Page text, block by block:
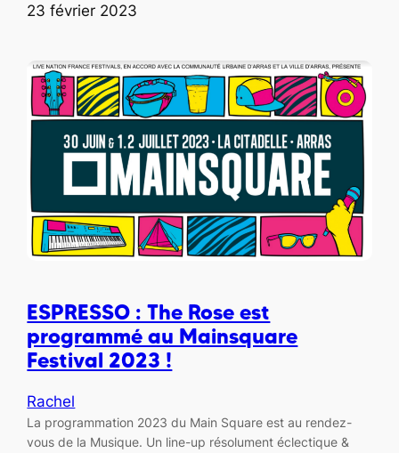
23 février 2023
ESPRESSO : The Rose est
programmé au Mainsquare
Festival 2023 !
Rachel
La programmation 2023 du Main Square est au rendez-
vous de la Musique. Un line-up résolument éclectique &